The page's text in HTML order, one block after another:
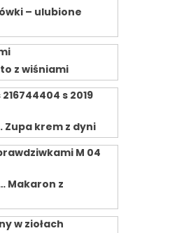
– ulubione
z wiśniami
Zupa krem z dyni
Makaron z